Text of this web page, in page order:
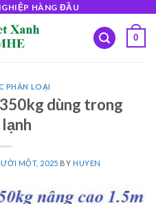
HÀNG ĐẦU
0
PHÂN LOẠI
dùng trong
MỘT, 2025 BY HUYEN